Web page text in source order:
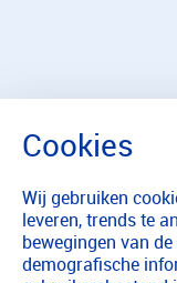
Wij gebruiken
leveren, trends te
bewegingen van
demografische